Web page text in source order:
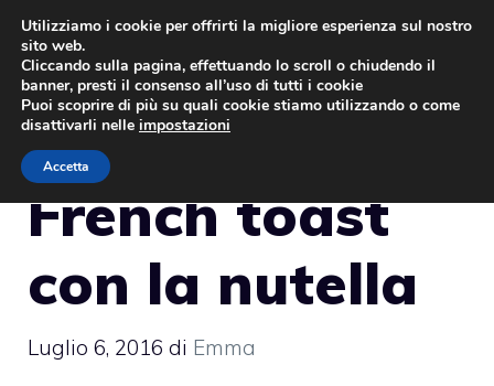
Vai
contenuto
French toast
con la nutella
Luglio 6, 2016 di Emma
Utilizziamo i cookie per offrirti la migliore esperienza sul nostro
sito web.
Cliccando sulla pagina, effettuando lo scroll o chiudendo il
banner, presti il consenso all’uso di tutti i cookie
Puoi scoprire di più su quali cookie stiamo utilizzando o come
disattivarli nelle impostazioni
Accetta